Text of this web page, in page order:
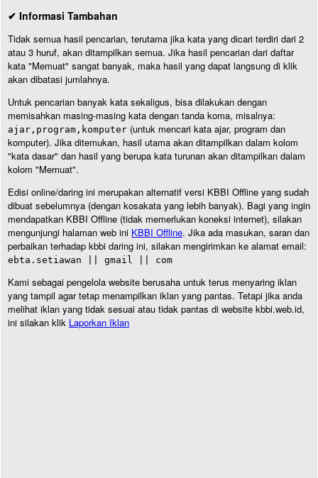
✔ Informasi Tambahan
Tidak semua hasil pencarian, terutama jika kata yang dicari terdiri dari 2
atau 3 huruf, akan ditampilkan semua. Jika hasil pencarian dari daftar
kata "Memuat" sangat banyak, maka hasil yang dapat langsung di klik
akan dibatasi jumlahnya.
Untuk pencarian banyak kata sekaligus, bisa dilakukan dengan
memisahkan masing-masing kata dengan tanda koma, misalnya:
ajar,program,komputer (untuk mencari kata ajar, program dan
komputer). Jika ditemukan, hasil utama akan ditampilkan dalam kolom
"kata dasar" dan hasil yang berupa kata turunan akan ditampilkan dalam
kolom "Memuat".
Edisi online/daring ini merupakan alternatif versi KBBI Offline yang sudah
dibuat sebelumnya (dengan kosakata yang lebih banyak). Bagi yang ingin
mendapatkan KBBI Offline (tidak memerlukan koneksi internet), silakan
mengunjungi halaman web ini KBBI Offline. Jika ada masukan, saran dan
perbaikan terhadap kbbi daring ini, silakan mengirimkan ke alamat email:
ebta.setiawan || gmail || com
Kami sebagai pengelola website berusaha untuk terus menyaring iklan
yang tampil agar tetap menampilkan iklan yang pantas. Tetapi jika anda
melihat iklan yang tidak sesuai atau tidak pantas di website kbbi.web.id,
ini silakan klik Laporkan Iklan